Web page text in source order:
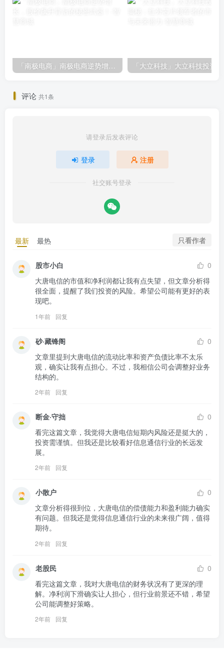
「南极电商」南极电商逆势增长，股价飙升背后的秘密武器！
评论 共1条
请登录后发表评论
登录 注册
社交账号登录
最新 最热 只看作者
股市小白
0
大唐电信的市值和净利润都让我有点失望，但文章分析得
很全面，提醒了我们投资的风险。希望公司能有更好的表
现吧。
1年前 回复
砂·藏锋阁
0
文章里提到大唐电信的流动比率和资产负债比率不太乐
观，确实让我有点担心。不过，我相信公司会调整好业务
结构的。
2年前 回复
断金·守拙
0
看完这篇文章，我觉得大唐电信短期内风险还是挺大的，
投资需谨慎。但我还是比较看好信息通信行业的长远发
展。
2年前 回复
小散户
0
文章分析得很到位，大唐电信的偿债能力和盈利能力确实
有问题。但我还是觉得信息通信行业的未来很广阔，值得
期待。
2年前 回复
老股民
0
看完这篇文章，我对大唐电信的财务状况有了更深的理
解。净利润下滑确实让人担心，但行业前景还不错，希望
公司能调整好策略。
2年前 回复